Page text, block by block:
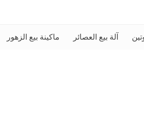
ماكينة بيع الزهور آلة بيع العصائر